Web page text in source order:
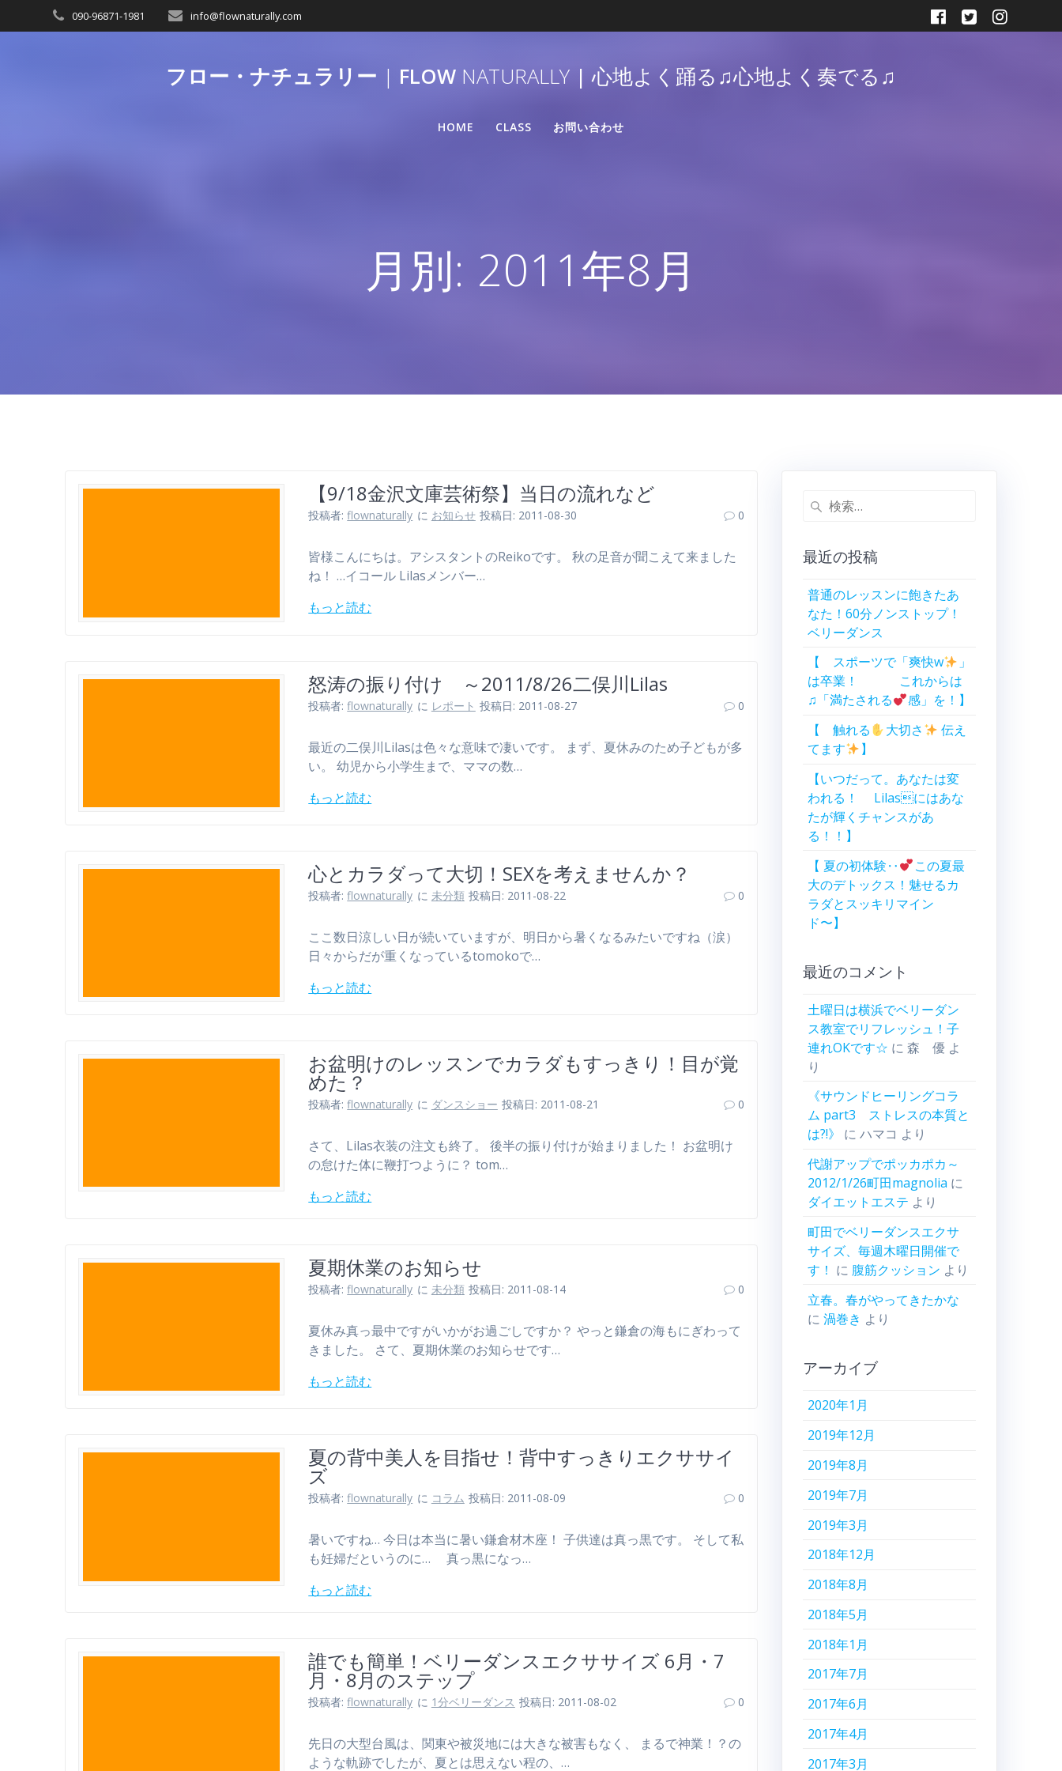
090-96871-1981 info@flownaturally.com
フロー・ナチュラリー | FLOW NATURALLY | 心地よく踊る♫心地よく奏でる♫
HOME CLASS お問い合わせ
月別: 2011年8月
【9/18金沢文庫芸術祭】当日の流れなど
投稿者:flownaturally に お知らせ 投稿日: 2011-08-30 0
皆様こんにちは。アシスタントのReikoです。 秋の足音が聞こえて来ました
ね！ …イコール Lilasメンバー…
もっと読む
怒涛の振り付け ～2011/8/26二俣川Lilas
投稿者:flownaturally に レポート 投稿日: 2011-08-27 0
最近の二俣川Lilasは色々な意味で凄いです。 まず、夏休みのため子どもが多
い。 幼児から小学生まで、ママの数…
もっと読む
心とカラダって大切！SEXを考えませんか？
投稿者:flownaturally に 未分類 投稿日: 2011-08-22 0
ここ数日涼しい日が続いていますが、明日から暑くなるみたいですね（涙）
日々からだが重くなっているtomokoで…
もっと読む
お盆明けのレッスンでカラダもすっきり！目が覚
めた？
投稿者:flownaturally に ダンスショー 投稿日: 2011-08-21 0
さて、Lilas衣装の注文も終了。 後半の振り付けが始まりました！ お盆明け
の怠けた体に鞭打つように？ tom…
もっと読む
夏期休業のお知らせ
投稿者:flownaturally に 未分類 投稿日: 2011-08-14 0
夏休み真っ最中ですがいかがお過ごしですか？ やっと鎌倉の海もにぎわって
きました。 さて、夏期休業のお知らせです…
もっと読む
夏の背中美人を目指せ！背中すっきりエクササイ
ズ
投稿者:flownaturally に コラム 投稿日: 2011-08-09 0
暑いですね… 今日は本当に暑い鎌倉材木座！ 子供達は真っ黒です。 そして私
も妊婦だというのに… 真っ黒になっ…
もっと読む
誰でも簡単！ベリーダンスエクササイズ 6月・7
月・8月のステップ
投稿者:flownaturally に 1分ベリーダンス 投稿日: 2011-08-02 0
先日の大型台風は、関東や被災地には大きな被害もなく、 まるで神業！？の
ような軌跡でしたが、夏とは思えない程の、…
検
最近の投稿
普通のレッスンに飽きたあ
なた！60分ノンストップ！
ベリーダンス
【 スポーツで「爽快w
」
は卒業！ これからは
♫「満たされる
感」を！】
【 触れる
大切さ
伝え
てます
】
【いつだって。あなたは変
われる！ Lilasにはあな
たが輝くチャンスがあ
る！！】
【 夏の初体験‥
この夏最
大のデトックス！魅せるカ
ラダとスッキリマイン
ド〜】
最近のコメント
土曜日は横浜でベリーダン
ス教室でリフレッシュ！子
連れOKです☆ に森 優 よ
り
《サウンドヒーリングコラ
ム part3 ストレスの本質と
は?!》
にハマコ より
代謝アップでポッカポカ～
2012/1/26町田magnolia に
ダイエットエステ より
町田でベリーダンスエクサ
サイズ、毎週木曜日開催で
す！ に 腹筋クッション より
立春。春がやってきたかな
に渦巻き より
アーカイブ
2020年1月
2019年12月
2019年8月
2019年7月
2019年3月
2018年12月
2018年8月
2018年5月
2018年1月
2017年7月
2017年6月
2017年4月
2017年3月